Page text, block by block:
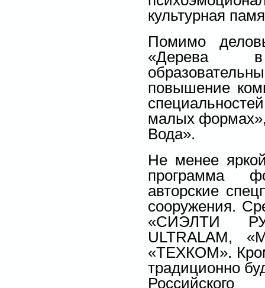
культурная
Помимо
«Дерева в
повышение
малых
Вода».
Не менее
программа
авторские
сооружения.
«СИЭЛТИ
ULTRALAM,
«ТЕХКОМ».
традиционно